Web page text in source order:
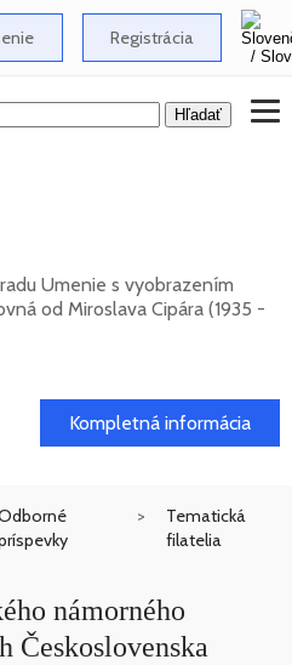
Registrácia
Umenie s vyobrazením
od Miroslava Cipára (1935 -
Kompletná informácia
Tematická
filatelia
námorného
Československa